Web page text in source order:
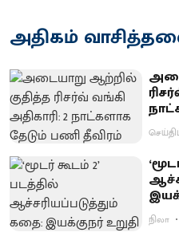
அதிகம்
நிலா